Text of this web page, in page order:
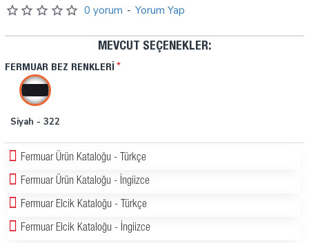
0 yorum - Yorum Yap
MEVCUT SEÇENEKLER:
FERMUAR BEZ RENKLERI
Siyah - 322
Fermuar Ürün Kataloğu - Türkçe
Fermuar Ürün Kataloğu - İngiizce
Fermuar Elcik Kataloğu - Türkçe
Fermuar Elcik Kataloğu - İngiizce